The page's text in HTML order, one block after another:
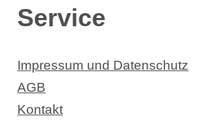
Service
Impressum und Datenschutz
AGB
Kontakt